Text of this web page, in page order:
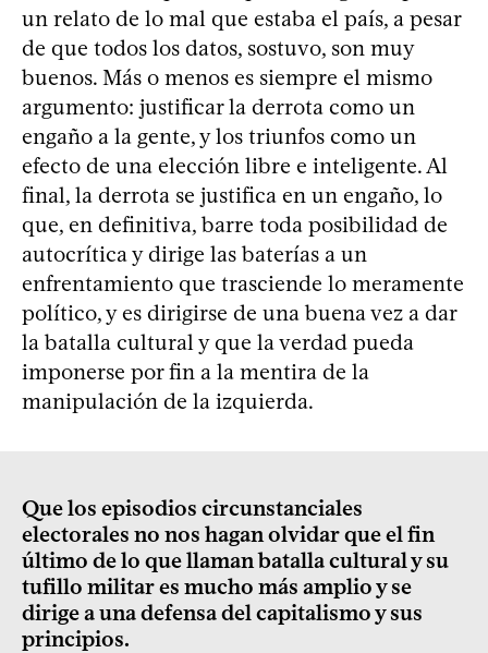
un relato de lo mal que estaba el país, a pesar
de que todos los datos, sostuvo, son muy
buenos. Más o menos es siempre el mismo
argumento: justificar la derrota como un
engaño a la gente, y los triunfos como un
efecto de una elección libre e inteligente. Al
final, la derrota se justifica en un engaño, lo
que, en definitiva, barre toda posibilidad de
autocrítica y dirige las baterías a un
enfrentamiento que trasciende lo meramente
político, y es dirigirse de una buena vez a dar
la batalla cultural y que la verdad pueda
imponerse por fin a la mentira de la
manipulación de la izquierda.
Que los episodios circunstanciales
electorales no nos hagan olvidar que el fin
último de lo que llaman batalla cultural y su
tufillo militar es mucho más amplio y se
dirige a una defensa del capitalismo y sus
principios.